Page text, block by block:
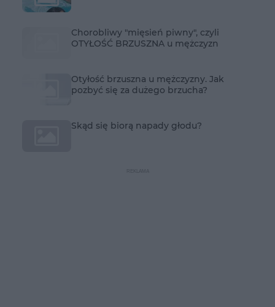
Chorobliwy "mięsień piwny", czyli
OTYŁOŚĆ BRZUSZNA u mężczyzn
Otyłość brzuszna u mężczyzny. Jak
pozbyć się za dużego brzucha?
Skąd się biorą napady głodu?